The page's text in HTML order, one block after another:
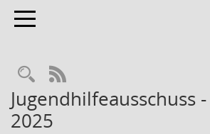
Toggle navigation
RSS-Feed
Jugendhilfeausschuss
2025